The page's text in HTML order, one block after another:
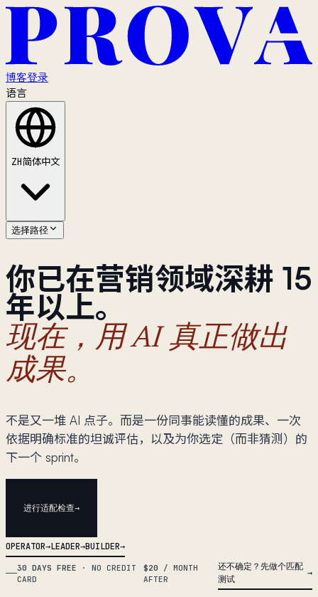
博客登录
语言
ZH简体中文
选择路径
你已在营销领域深耕 15
年以上。
现在，用 AI 真正做出
成果。
不是又一堆 AI 点子。而是一份同事能读懂的成果、一次
依据明确标准的坦诚评估，以及为你选定（而非猜测）的
下一个 sprint。
进行适配检查
OPERATOR LEADER BUILDER
30 DAYS FREE · NO CREDIT
CARD
$20
/ MONTH
AFTER
还不确定？先做个匹配
测试